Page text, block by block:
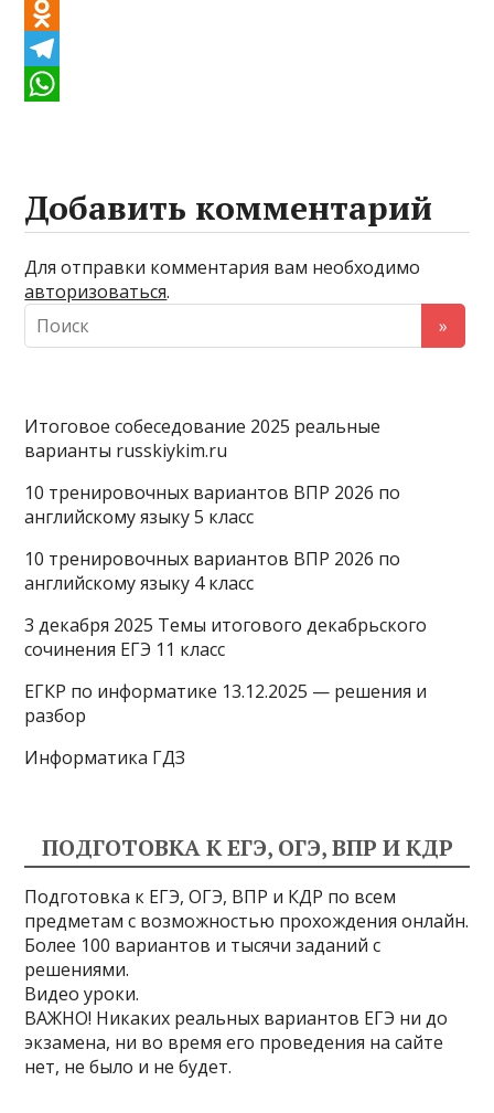
V
K
O
d
l
a
s
k
T
g
r
a
m
t
s
A
Добавить комментарий
Для отправки комментария вам необходимо
авторизоваться.
Итоговое собеседование 2025 реальные
варианты russkiykim.ru
10 тренировочных вариантов ВПР 2026 по
английскому языку 5 класс
10 тренировочных вариантов ВПР 2026 по
английскому языку 4 класс
3 декабря 2025 Темы итогового декабрьского
сочинения ЕГЭ 11 класс
ЕГКР по информатике 13.12.2025 — решения и
разбор
Информатика ГДЗ
ПОДГОТОВКА К ЕГЭ, ОГЭ, ВПР И КДР
Подготовка к ЕГЭ, ОГЭ, ВПР и КДР по всем
предметам с возможностью прохождения онлайн.
Более 100 вариантов и тысячи заданий с
решениями.
Видео уроки.
ВАЖНО! Никаких реальных вариантов ЕГЭ ни до
экзамена, ни во время его проведения на сайте
нет, не было и не будет.